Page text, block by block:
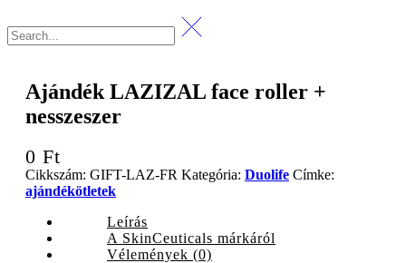
Ajándék LAZIZAL face roller +
nesszeszer
0Ft
Cikkszám: GIFT-LAZ-FR Kategória: Duolife Címke:
ajándékötletek
Leírás
A SkinCeuticals márkáról
Vélemények (0)